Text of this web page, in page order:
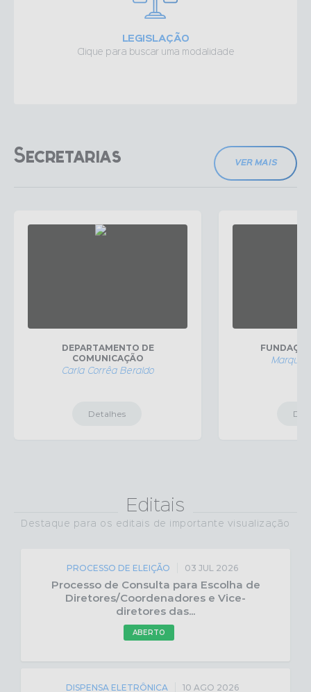
LEGISLAÇÃO
Clique para buscar uma modalidade
Secretarias VER MAIS
DEPARTAMENTO DE
COMUNICAÇÃO
Carla Corrêa Beraldo
Detalhes
FUNDAÇÃO
Editais
Destaque para os editais de importante visualização
PROCESSO DE ELEIÇÃO 03 JUL 2026
Processo de Consulta para Escolha de
Diretores/Coordenadores e Vice-
diretores das...
ABERTO
DISPENSA ELETRÔNICA 10 AGO 2026